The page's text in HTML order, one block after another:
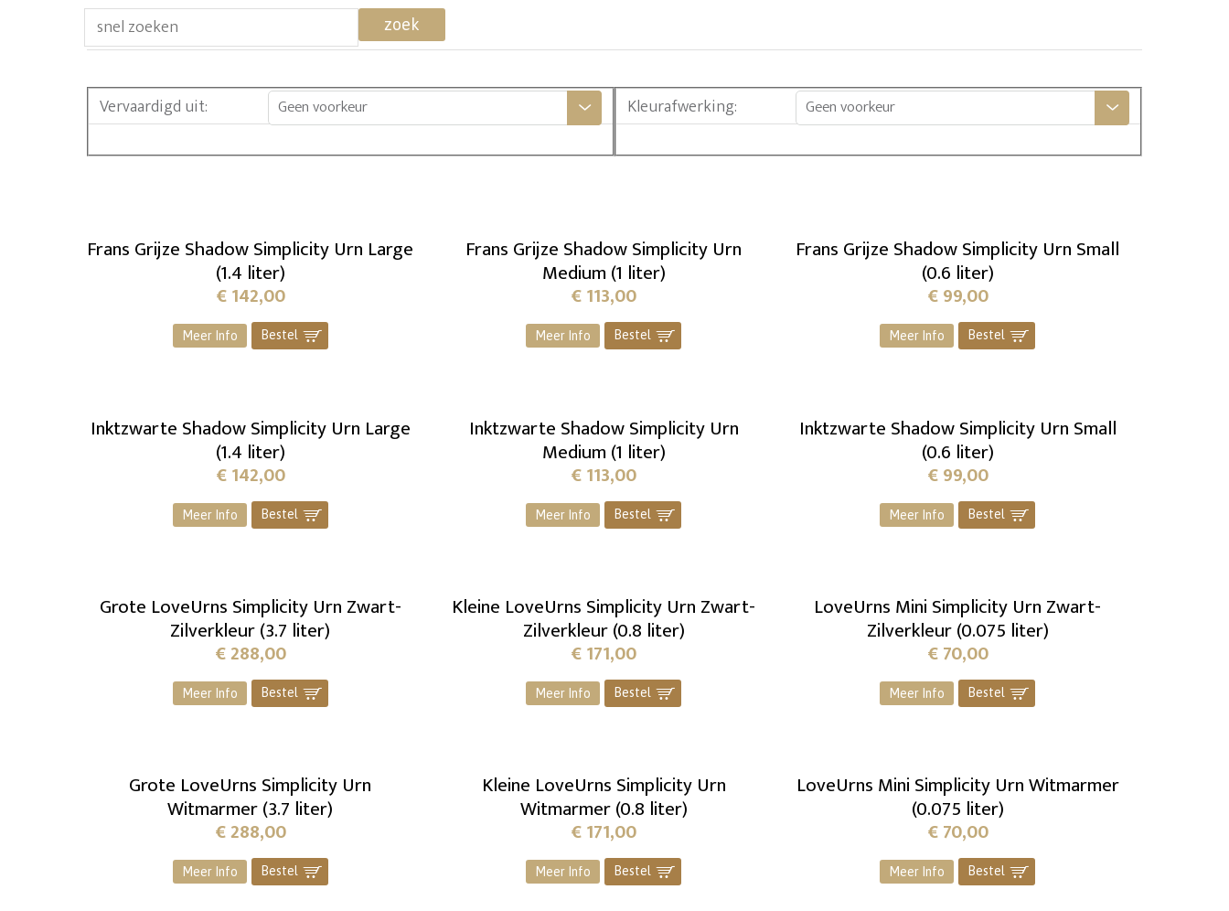
zoek
Vervaardigd uit: Geen voorkeur Kleurafwerking: Geen voorkeur
Frans Grijze Shadow Simplicity Urn Large
(1.4 liter)
€142,00
Meer Info Bestel ]
Frans Grijze Shadow Simplicity Urn
Medium (1 liter)
€113,00
Meer Info Bestel ]
Frans Grijze Shadow Simplicity Urn Small
(0.6 liter)
€99,00
Meer Info Bestel ]
Inktzwarte Shadow Simplicity Urn Large
(1.4 liter)
€142,00
Meer Info Bestel ]
Inktzwarte Shadow Simplicity Urn
Medium (1 liter)
€113,00
Meer Info Bestel ]
Inktzwarte Shadow Simplicity Urn Small
(0.6 liter)
€99,00
Meer Info Bestel ]
Grote LoveUrns Simplicity Urn Zwart-
Zilverkleur (3.7 liter)
€288,00
Meer Info Bestel ]
Kleine LoveUrns Simplicity Urn Zwart-
Zilverkleur (0.8 liter)
€171,00
Meer Info Bestel ]
LoveUrns Mini Simplicity Urn Zwart-
Zilverkleur (0.075 liter)
€70,00
Meer Info Bestel ]
Grote LoveUrns Simplicity Urn
Witmarmer (3.7 liter)
€288,00
Meer Info Bestel ]
Kleine LoveUrns Simplicity Urn
Witmarmer (0.8 liter)
€171,00
Meer Info Bestel ]
LoveUrns Mini Simplicity Urn Witmarmer
(0.075 liter)
€70,00
Meer Info Bestel ]